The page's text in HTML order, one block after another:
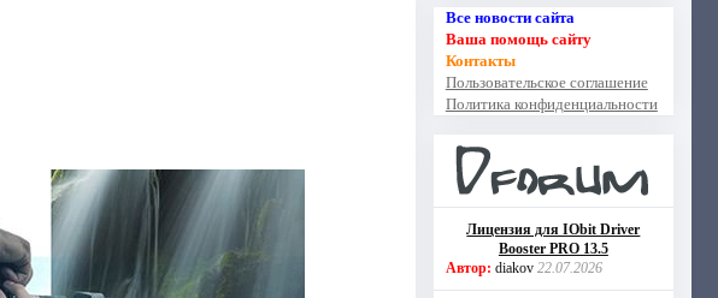
Все новости сайта
Ваша помощь сайту
Контакты
Пользовательское соглашение
Политика конфиденциальности
Лицензия для IObit Driver
Booster PRO 13.5
Автор: diakov 22.07.2026